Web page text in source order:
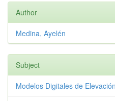
Author
Medina, Ayelén
Subject
Modelos Digitales de Elevación